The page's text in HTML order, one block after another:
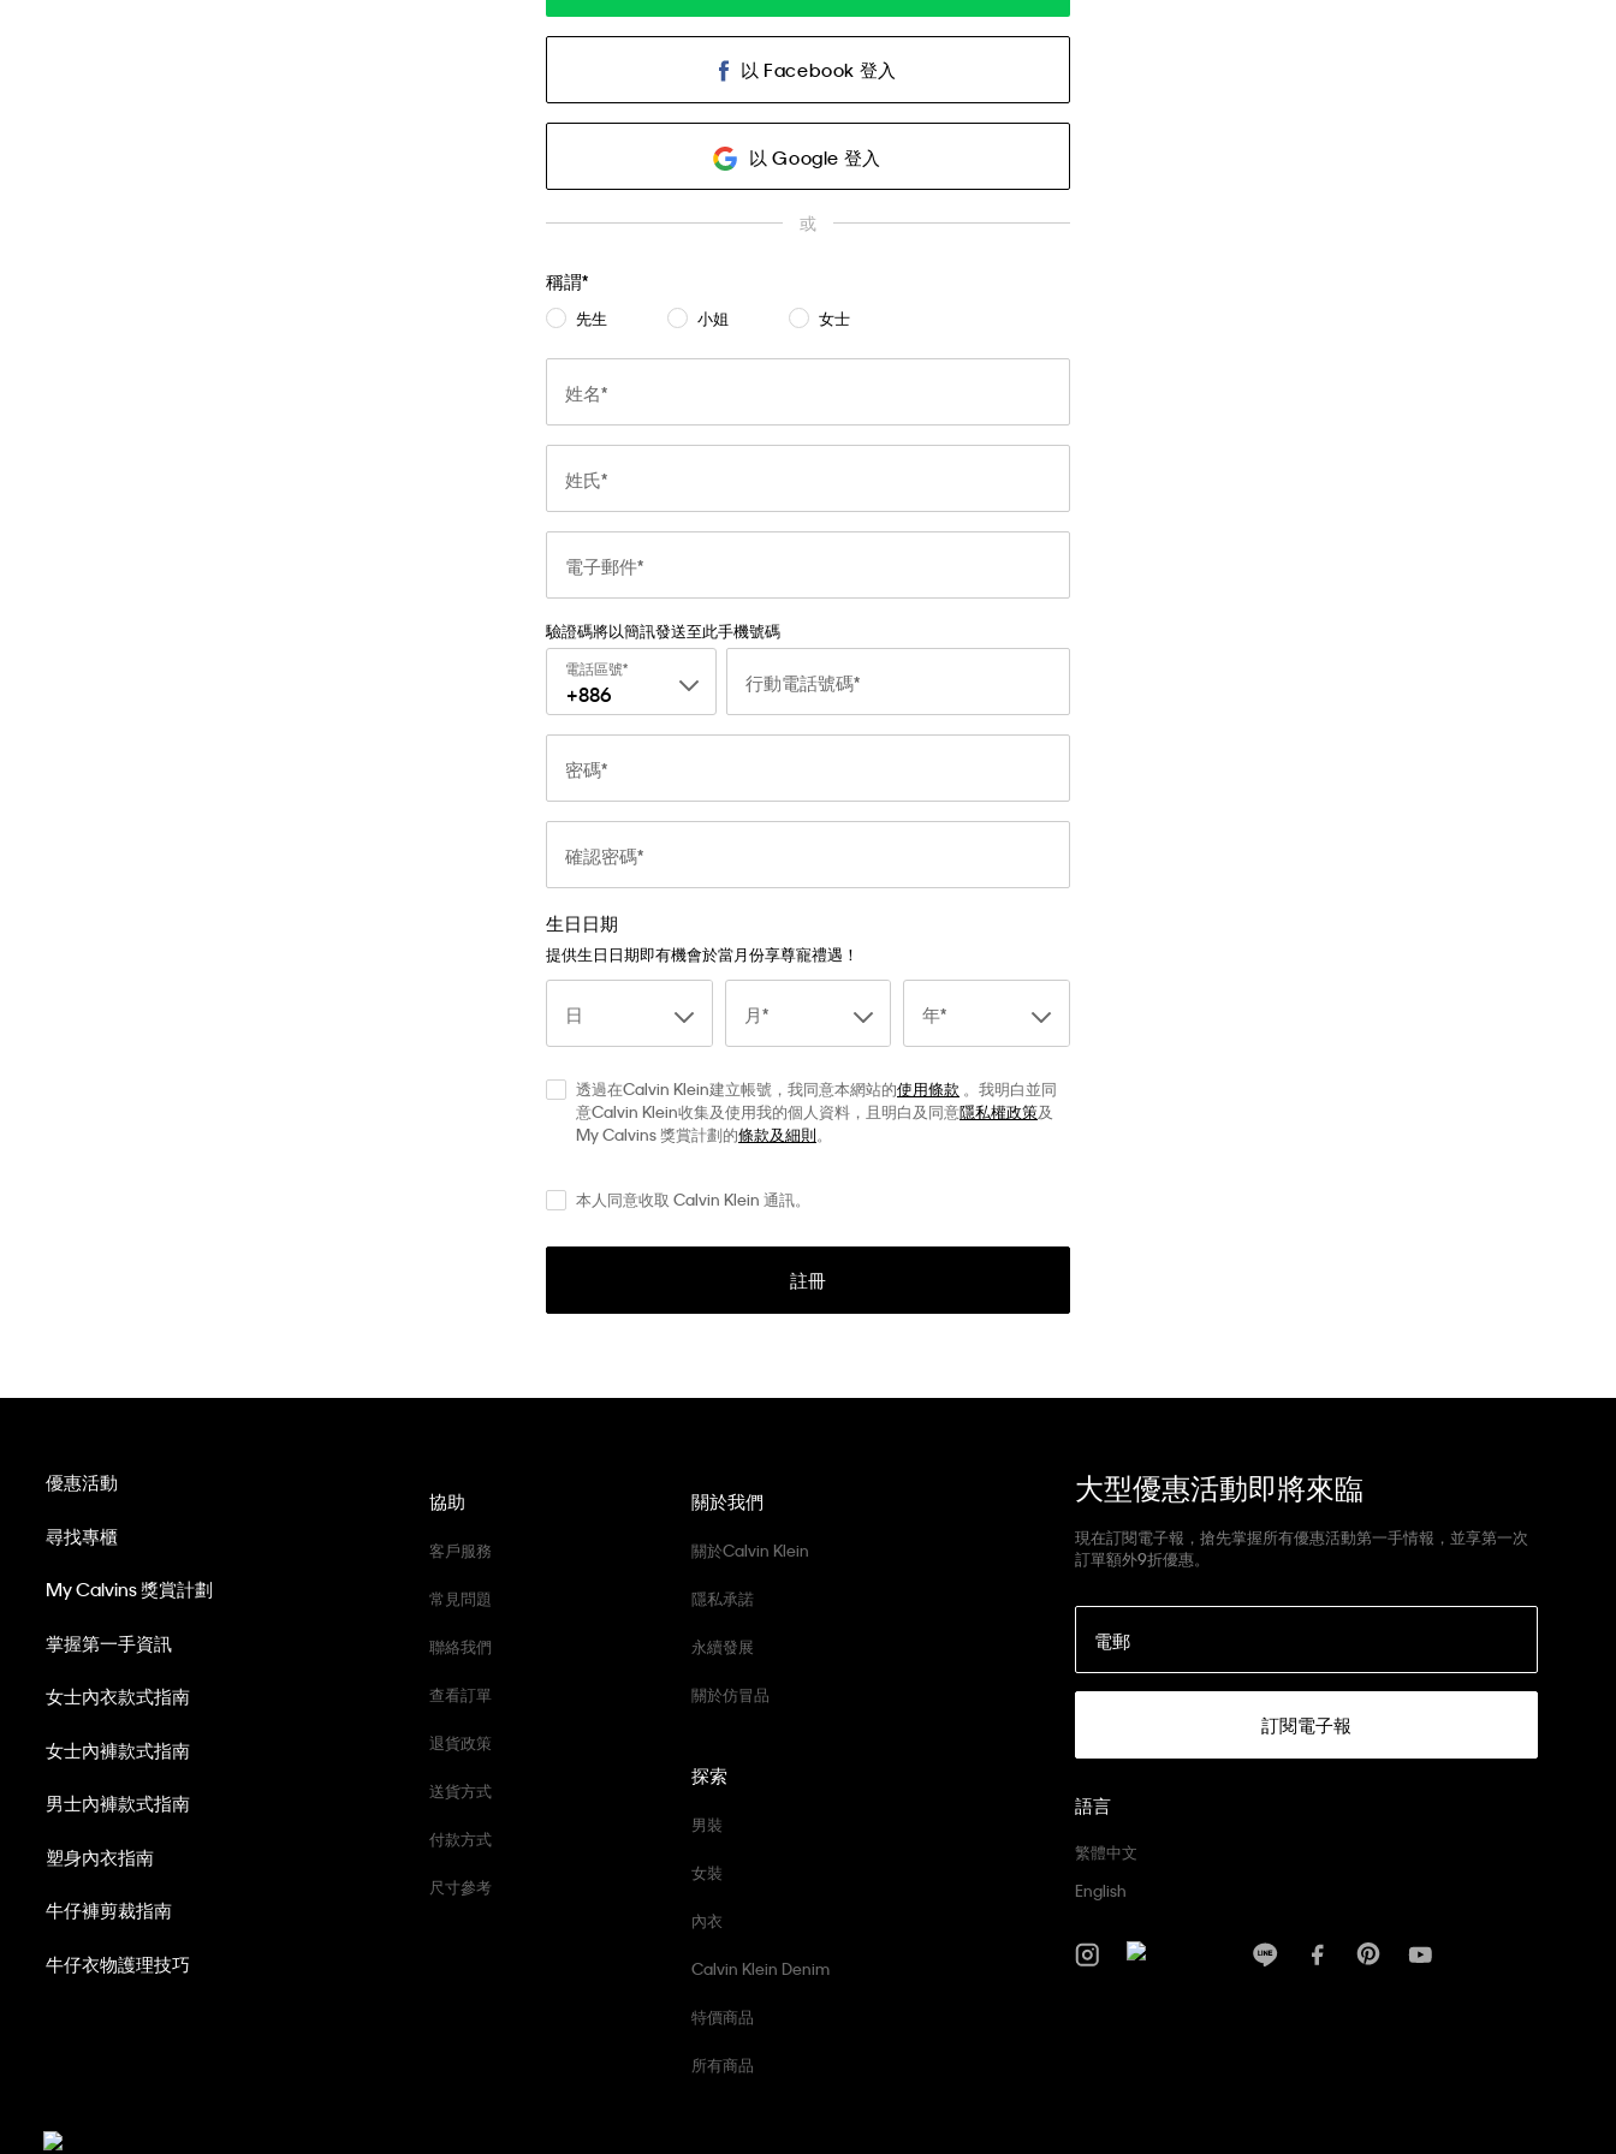
以 Facebook 登入
以 Google 登入
或
稱謂
先生 小姐 女士
姓名
姓氏
電子郵件
驗證碼將以簡訊發送至此手機號碼
電話區號
+886 行動電話號碼
密碼
確認密碼
生日日期
提供生日日期即有機會於當月份享尊寵禮遇！
日 月 年
透過在Calvin Klein建立帳號，我同意本網站的使用條款 。我明白並同
意Calvin Klein收集及使用我的個人資料，且明白及同意隱私權政策及
My Calvins 獎賞計劃的條款及細則。
本人同意收取 Calvin Klein 通訊。
註冊
大型優惠活動即將來臨
現在訂閱電子報，搶先掌握所有優惠活動第一手情報，並享第一次
訂單額外9折優惠。
電郵
訂閱電子報
語言
繁體中文
English
協助
客戶服務
常見問題
聯絡我們
查看訂單
退貨政策
送貨方式
付款方式
尺寸參考
優惠活動
尋找專櫃
My Calvins 獎賞計劃
掌握第一手資訊
女士內衣款式指南
女士內褲款式指南
男士內褲款式指南
塑身內衣指南
牛仔褲剪裁指南
牛仔衣物護理技巧
探索
男裝
女裝
內衣
Calvin Klein Denim
特價商品
所有商品
關於我們
關於Calvin Klein
隱私承諾
永續發展
關於仿冒品